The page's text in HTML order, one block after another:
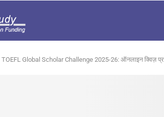
TOEFL Global Scholar Challenge 2025-26: ऑनलाइन क्विज़